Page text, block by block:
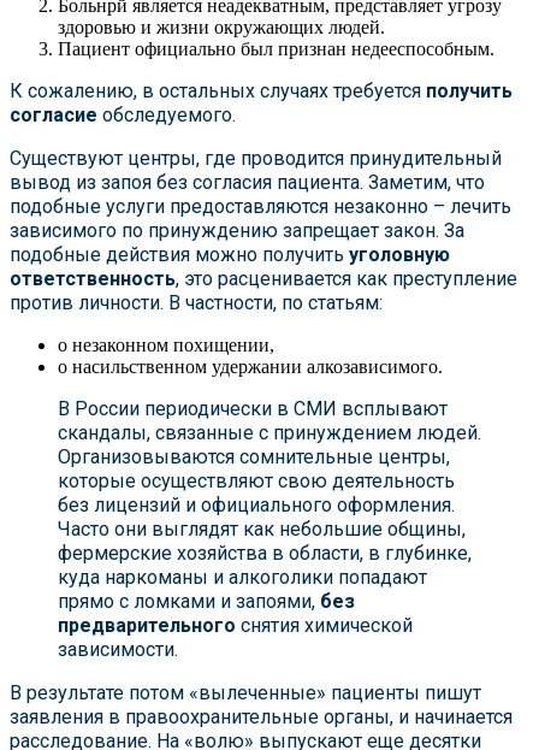
Больнрй является неадекватным, представляет угрозу
здоровью и жизни окружающих людей.
Пациент официально был признан недееспособным.
К сожалению, в остальных случаях требуется получить
согласие обследуемого.
Существуют центры, где проводится принудительный
вывод из запоя без согласия пациента. Заметим, что
подобные услуги предоставляются незаконно – лечить
зависимого по принуждению запрещает закон. За
подобные действия можно получить уголовную
ответственность, это расценивается как преступление
против личности. В частности, по статьям:
о незаконном похищении,
о насильственном удержании алкозависимого.
В России периодически в СМИ всплывают
скандалы, связанные с принуждением людей.
Организовываются сомнительные центры,
которые осуществляют свою деятельность
без лицензий и официального оформления.
Часто они выглядят как небольшие общины,
фермерские хозяйства в области, в глубинке,
куда наркоманы и алкоголики попадают
прямо с ломками и запоями, без
предварительного снятия химической
зависимости.
В результате потом «вылеченные» пациенты пишут
заявления в правоохранительные органы, и начинается
расследование. На «волю» выпускают еще десятки